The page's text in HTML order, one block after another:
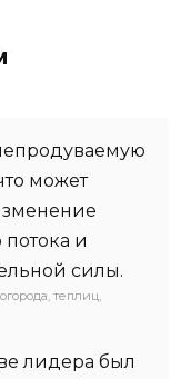
может
и
силы.
теплиц,
лидера был